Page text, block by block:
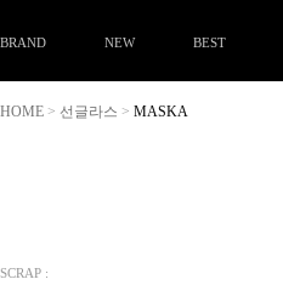
BRAND NEW BEST
HOME > 선글라스 > MASKA
SCRAP :